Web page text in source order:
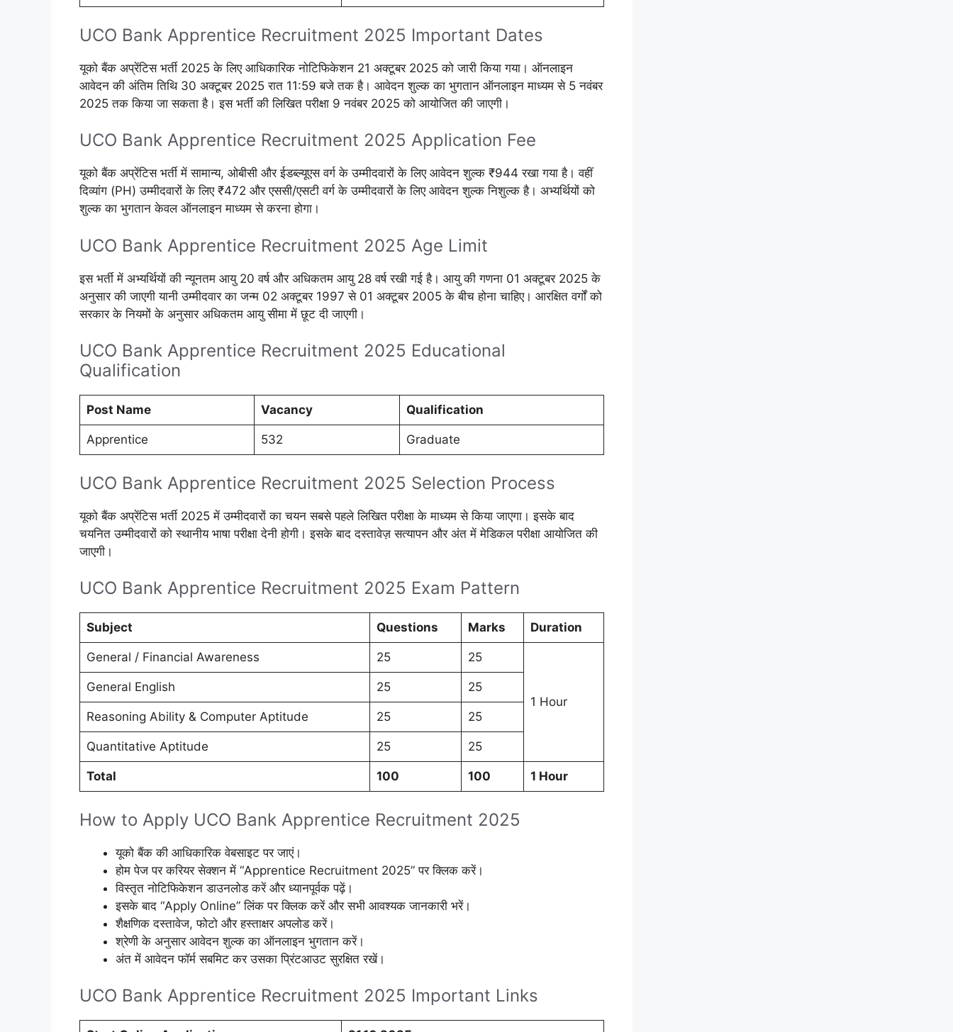
UCO Bank Apprentice Recruitment 2025 Important Dates
यूको बैंक अप्रेंटिस भर्ती 2025 के लिए आधिकारिक नोटिफिकेशन 21 अक्टूबर 2025 को जारी किया गया। ऑनलाइन
आवेदन की अंतिम तिथि 30 अक्टूबर 2025 रात 11:59 बजे तक है। आवेदन शुल्क का भुगतान ऑनलाइन माध्यम से 5 नवंबर
2025 तक किया जा सकता है। इस भर्ती की लिखित परीक्षा 9 नवंबर 2025 को आयोजित की जाएगी।
UCO Bank Apprentice Recruitment 2025 Application Fee
यूको बैंक अप्रेंटिस भर्ती में सामान्य, ओबीसी और ईडब्ल्यूएस वर्ग के उम्मीदवारों के लिए आवेदन शुल्क ₹944 रखा गया है। वहीं
दिव्यांग (PH) उम्मीदवारों के लिए ₹472 और एससी/एसटी वर्ग के उम्मीदवारों के लिए आवेदन शुल्क निशुल्क है। अभ्यर्थियों को
शुल्क का भुगतान केवल ऑनलाइन माध्यम से करना होगा।
UCO Bank Apprentice Recruitment 2025 Age Limit
इस भर्ती में अभ्यर्थियों की न्यूनतम आयु 20 वर्ष और अधिकतम आयु 28 वर्ष रखी गई है। आयु की गणना 01 अक्टूबर 2025 के
अनुसार की जाएगी यानी उम्मीदवार का जन्म 02 अक्टूबर 1997 से 01 अक्टूबर 2005 के बीच होना चाहिए। आरक्षित वर्गों को
सरकार के नियमों के अनुसार अधिकतम आयु सीमा में छूट दी जाएगी।
UCO Bank Apprentice Recruitment 2025 Educational
Qualification
Post Name Vacancy Qualification
Apprentice 532 Graduate
UCO Bank Apprentice Recruitment 2025 Selection Process
यूको बैंक अप्रेंटिस भर्ती 2025 में उम्मीदवारों का चयन सबसे पहले लिखित परीक्षा के माध्यम से किया जाएगा। इसके बाद
चयनित उम्मीदवारों को स्थानीय भाषा परीक्षा देनी होगी। इसके बाद दस्तावेज़ सत्यापन और अंत में मेडिकल परीक्षा आयोजित की
जाएगी।
UCO Bank Apprentice Recruitment 2025 Exam Pattern
Subject Questions Marks Duration
General / Financial Awareness 25 25
1 Hour
General English 25 25
Reasoning Ability & Computer Aptitude 25 25
Quantitative Aptitude 25 25
Total 100 100 1 Hour
How to Apply UCO Bank Apprentice Recruitment 2025
यूको बैंक की आधिकारिक वेबसाइट पर जाएं।
होम पेज पर करियर सेक्शन में “Apprentice Recruitment 2025” पर क्लिक करें।
विस्तृत नोटिफिकेशन डाउनलोड करें और ध्यानपूर्वक पढ़ें।
इसके बाद “Apply Online” लिंक पर क्लिक करें और सभी आवश्यक जानकारी भरें।
शैक्षणिक दस्तावेज, फोटो और हस्ताक्षर अपलोड करें।
श्रेणी के अनुसार आवेदन शुल्क का ऑनलाइन भुगतान करें।
अंत में आवेदन फॉर्म सबमिट कर उसका प्रिंटआउट सुरक्षित रखें।
UCO Bank Apprentice Recruitment 2025 Important Links